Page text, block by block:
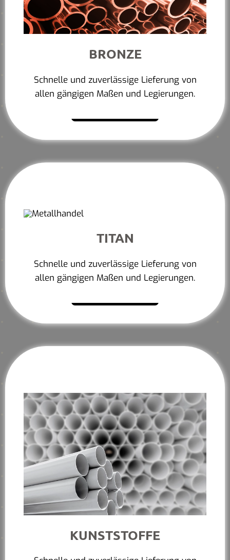
BRONZE
Schnelle und zuverlässige Lieferung von
allen gängigen Maßen und Legierungen.
TITAN
Schnelle und zuverlässige Lieferung von
allen gängigen Maßen und Legierungen.
KUNSTSTOFFE